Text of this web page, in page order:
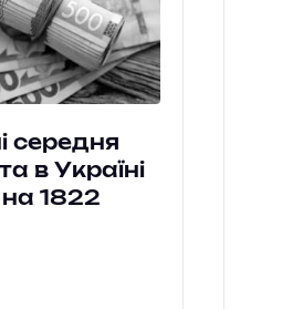
середня
в Україні
1822